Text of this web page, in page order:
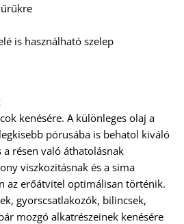
is használható szelep
kenésére. A különleges olaj a
pórusába is behatol kiváló
a résen való áthatolásnak
viszkozitásnak és a sima
az erőátvitel optimálisan történik.
gyorscsatlakozók, bilincsek,
mozgó alkatrészeinek kenésére